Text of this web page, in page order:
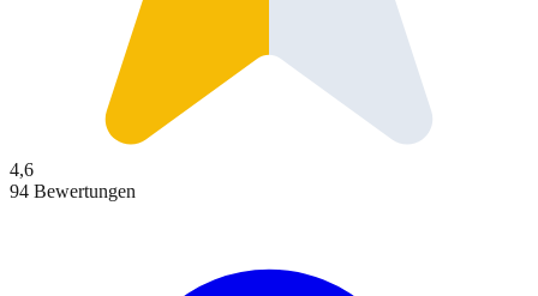
4,6
94 Bewertungen